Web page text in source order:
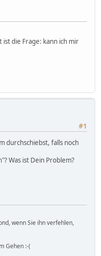
die Frage: kann ich mir
#1
durchschiebst, falls noch
Was ist Dein Problem?
wenn Sie ihn verfehlen,
Gehen :-(